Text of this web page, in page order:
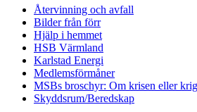
Återvinning och avfall
Bilder från förr
Hjälp i hemmet
HSB Värmland
Karlstad Energi
Medlemsförmåner
MSBs broschyr: Om krisen eller
Skyddsrum/Beredskap